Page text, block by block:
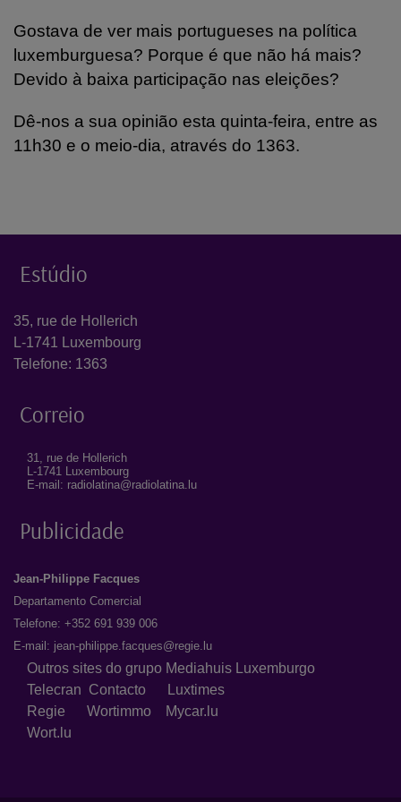
Gostava de ver mais portugueses na política
luxemburguesa? Porque é que não há mais?
Devido à baixa participação nas eleições?
Dê-nos a sua opinião esta quinta-feira, entre as
11h30 e o meio-dia, através do 1363.
Estúdio
35, rue de Hollerich
L-1741 Luxembourg
Telefone: 1363
Correio
31, rue de Hollerich
L-1741 Luxembourg
E-mail: radiolatina@radiolatina.lu
Publicidade
Jean-Philippe Facques
Departamento Comercial
Telefone: +352 691 939 006
E-mail: jean-philippe.facques@regie.lu
Outros sites do grupo Mediahuis Luxemburgo
Telecran Contacto
Luxtimes
Regie Wortimmo
Mycar.lu
Wort.lu